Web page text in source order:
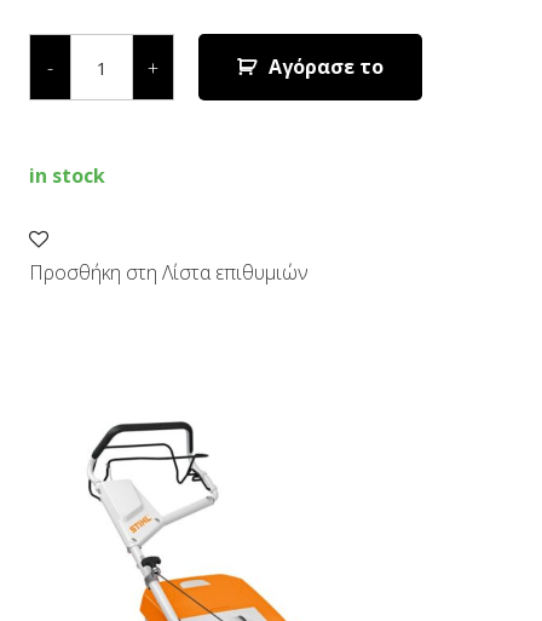
-
RM
650
ΒΕΝΖΙΝΟΚΙΝΗΤΟ
+ Αγόρασε το
in stock
Προσθήκη στη Λίστα επιθυμιών